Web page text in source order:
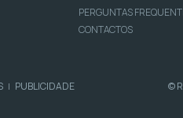
PERGUNTAS
CONTACTOS
| PUBLICIDADE ©